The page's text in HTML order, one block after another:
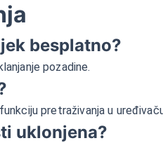
besplatno?
pozadine.
pretraživanja u
uklonjena?